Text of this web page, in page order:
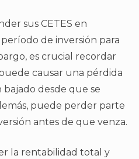
sus CETES en
de inversión para
es crucial recordar
causar una pérdida
bajado desde que se
puede perder parte
antes de que venza.
la rentabilidad total y